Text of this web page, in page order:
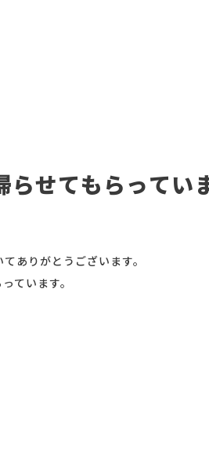
せてもらっていま
ありがとうございます。
ています。